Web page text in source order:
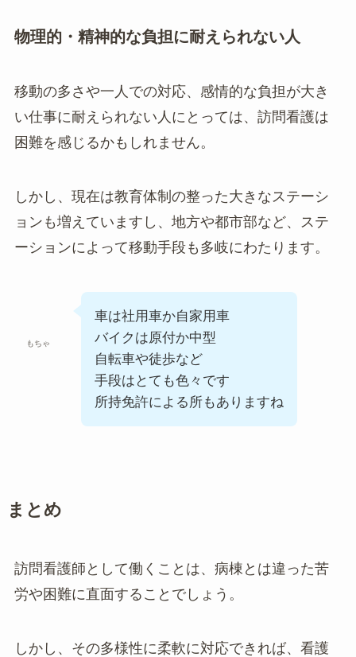
物理的・精神的な負担に耐えられない人
移動の多さや一人での対応、感情的な負担が大き
い仕事に耐えられない人にとっては、訪問看護は
困難を感じるかもしれません。
しかし、現在は教育体制の整った大きなステーシ
ョンも増えていますし、地方や都市部など、ステ
ーションによって移動手段も多岐にわたります。
もちゃ
車は社用車か自家用車
バイクは原付か中型
自転車や徒歩など
手段はとても色々です
所持免許による所もありますね
まとめ
訪問看護師として働くことは、病棟とは違った苦
労や困難に直面することでしょう。
しかし、その多様性に柔軟に対応できれば、看護